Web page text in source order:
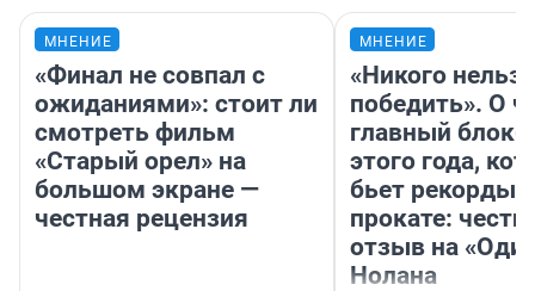
МНЕНИЕ
«Финал не совпал с
ожиданиями»: стоит ли
смотреть фильм
«Старый орел» на
большом экране —
честная рецензия
МНЕНИЕ
«Никого нельзя
победить». О
главный
этого года,
бьет рекорды в
прокате:
отзыв на
Нолана